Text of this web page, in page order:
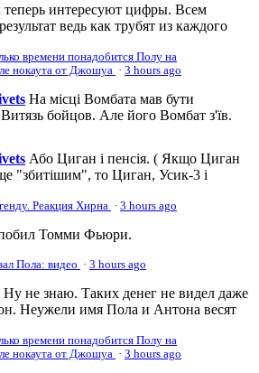
теперь интересуют цифры. Всем
ведь как трубят из каждого
времени понадобится Полу на
нокаута от Джошуа · 3 hours ago
На місці Вомбата мав бути
бойцов. Але його Вомбат з'їв.
Або Циган і пенсія. ( Якщо Циган
"збитішим", то Циган, Усик-3 і
Реакция Хирна · 3 hours ago
Томми Фьюри.
Пола: видео · 3 hours ago
Ну не знаю. Таких денег не видел даже
Неужели имя Пола и Антона весят
времени понадобится Полу на
нокаута от Джошуа · 3 hours ago